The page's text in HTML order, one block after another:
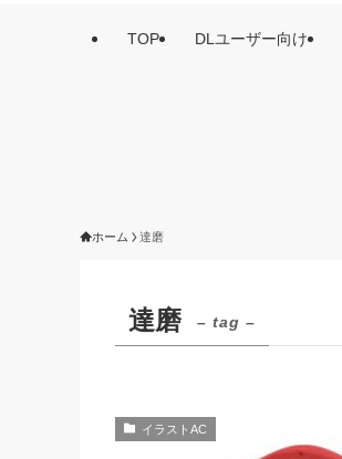
TOP DLユーザー向け
ホーム 達磨
達磨 – tag –
イラストAC